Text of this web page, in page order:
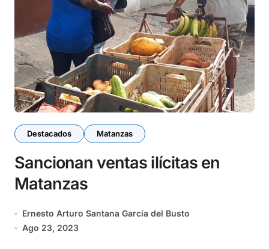
Destacados Matanzas
Sancionan ventas ilícitas en
Matanzas
Ernesto Arturo Santana García del Busto
Ago 23, 2023